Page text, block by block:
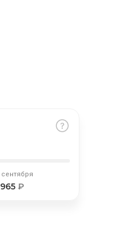
сентября
₽